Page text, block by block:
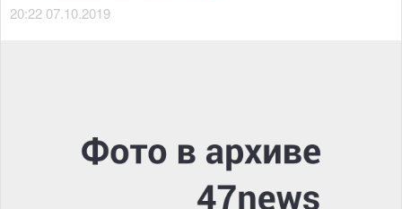
20:22 07.10.2019